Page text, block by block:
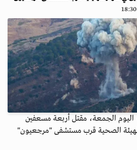
اليوم الجمعة، مقتل أربعة مسعفين
الصحية قرب مستشفى "مرجعيون"